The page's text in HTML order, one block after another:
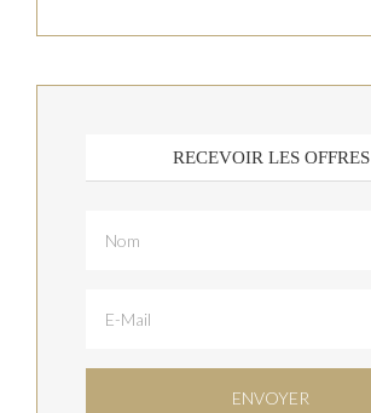
RECEVOIR LES OFFRES